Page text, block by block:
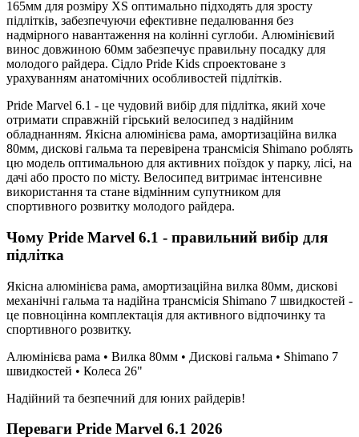
165мм для розміру XS оптимально підходять для зросту
підлітків, забезпечуючи ефективне педалювання без
надмірного навантаження на колінні суглоби. Алюмінієвий
винос довжиною 60мм забезпечує правильну посадку для
молодого райдера. Сідло Pride Kids спроектоване з
урахуванням анатомічних особливостей підлітків.
Pride Marvel 6.1 - це чудовий вибір для підлітка, який хоче
отримати справжній гірський велосипед з надійним
обладнанням. Якісна алюмінієва рама, амортизаційна вилка
80мм, дискові гальма та перевірена трансмісія Shimano роблять
цю модель оптимальною для активних поїздок у парку, лісі, на
дачі або просто по місту. Велосипед витримає інтенсивне
використання та стане відмінним супутником для
спортивного розвитку молодого райдера.
Чому Pride Marvel 6.1 - правильний вибір для
підлітка
Якісна алюмінієва рама, амортизаційна вилка 80мм, дискові
механічні гальма та надійна трансмісія Shimano 7 швидкостей -
це повноцінна комплектація для активного відпочинку та
спортивного розвитку.
Алюмінієва рама • Вилка 80мм • Дискові гальма • Shimano 7
швидкостей • Колеса 26"
Надійний та безпечний для юних райдерів!
Переваги Pride Marvel 6.1 2026